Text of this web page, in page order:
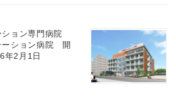
ション専門病院
ーション病院 開
2月1日